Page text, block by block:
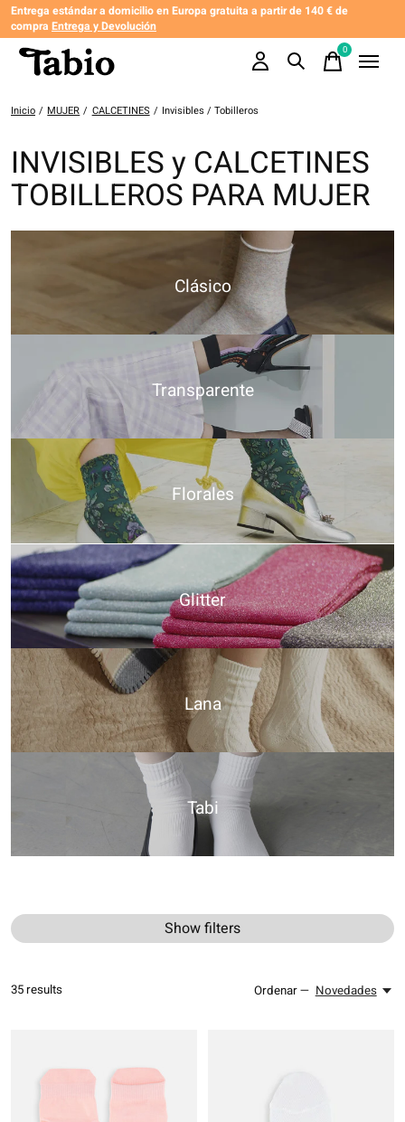
Entrega estándar a domicilio en Europa gratuita a partir de 140 € de
compra Entrega y Devolución
0items
Inicio / MUJER / CALCETINES / Invisibles / Tobilleros
INVISIBLES y CALCETINES
TOBILLEROS PARA MUJER
Clásico
Transparente
Florales
Glitter
Lana
Tabi
Show filters
35 results Ordenar — Novedades